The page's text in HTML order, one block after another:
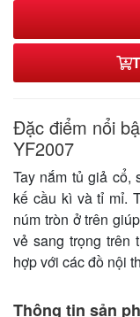
Đặc điểm nổi
YF2007
Tay nắm tủ giả cổ,
kế cầu kì và tỉ mỉ.
núm tròn ở trên
vẻ sang trọng trên
hợp với các đồ nội
Thông tin sản